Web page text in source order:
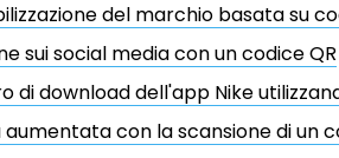
del marchio basata su
sui social media con un codice QR
di download dell'app Nike
con la scansione di un